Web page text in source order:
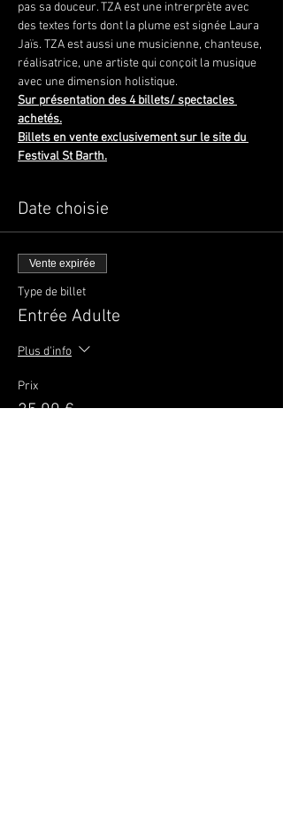
pas sa douceur. TZA est une intrerprète avec
des textes forts dont la plume est signée Laura
Jaïs. TZA est aussi une musicienne, chanteuse,
réalisatrice, une artiste qui conçoit la musique
avec une dimension holistique.
Sur présentation des 4 billets/ spectacles
achetés.
Billets en vente exclusivement sur le site du
Festival St Barth.
Date choisie
Vente expirée
Type de billet
Entrée Adulte
Plus d'info
Prix
25,00 €